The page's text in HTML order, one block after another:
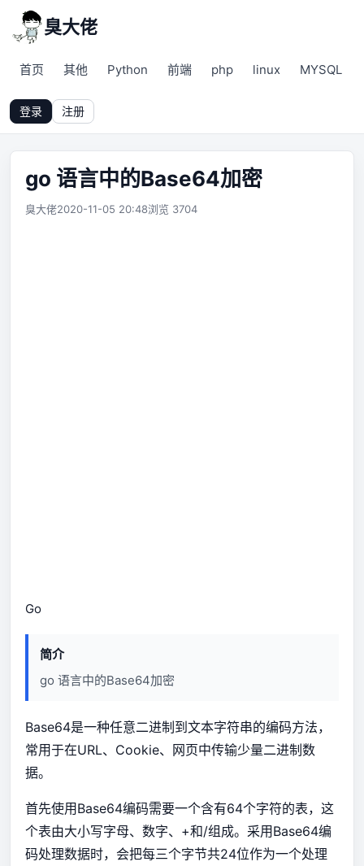
臭大佬
首页 其他 Python 前端 php linux MYSQL
登录 注册
go 语言中的Base64加密
臭大佬2020-11-05 20:48浏览 3704
Go
简介
go 语言中的Base64加密
Base64是一种任意二进制到文本字符串的编码方法，
常用于在URL、Cookie、网页中传输少量二进制数
据。
首先使用Base64编码需要一个含有64个字符的表，这
个表由大小写字母、数字、+和/组成。采用Base64编
码处理数据时，会把每三个字节共24位作为一个处理